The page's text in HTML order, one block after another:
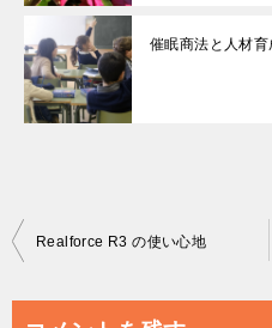
催眠商法と人材育
投
Realforce R3 の使い心地